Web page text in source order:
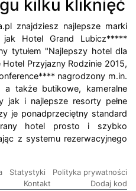
kilku kliknięć
znajdziesz najlepsze marki
Hotel Grand Lubicz*****
tytułem "Najlepszy hotel dla
Przyjazny Rodzinie 2015,
nagrodzony m.in.
a także butikowe, kameralne
jak i najlepsze resorty pełne
je ponadprzeciętny standard
hotel prosto i szybko
z systemu rezerwacyjnego
Statystyki
Polityka prywatności
Kontakt Dodaj kod